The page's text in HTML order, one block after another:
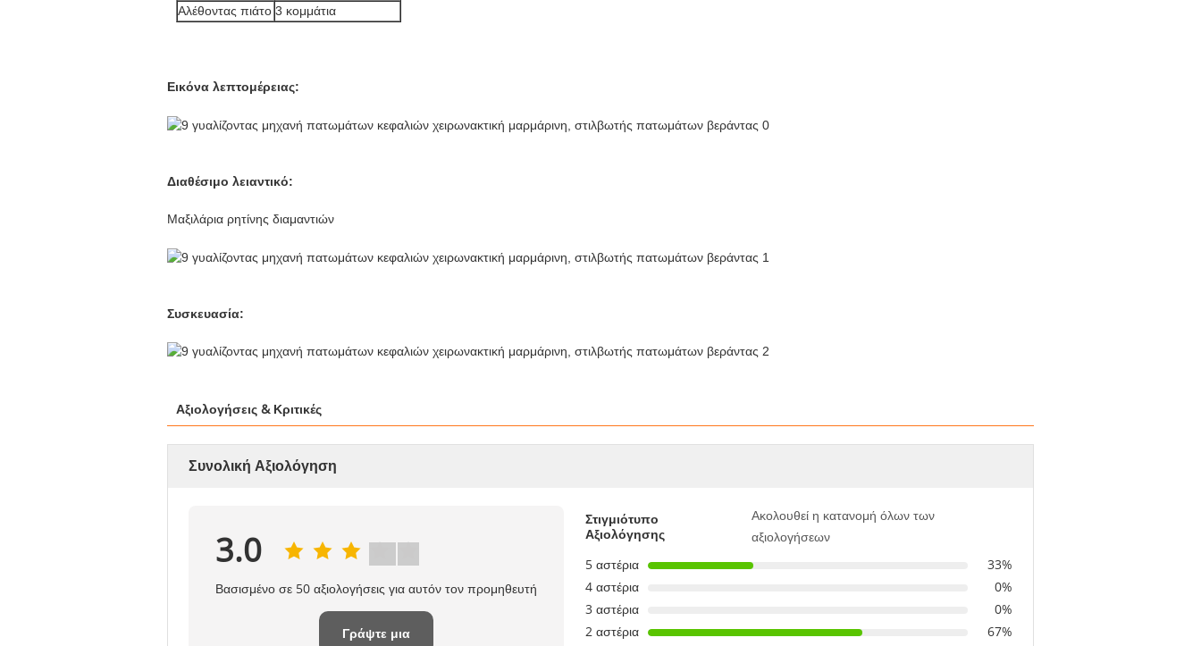
Αλέθοντας πιάτο 3 κομμάτια
Εικόνα λεπτομέρειας:
Διαθέσιμο λειαντικό:
Μαξιλάρια ρητίνης διαμαντιών
Συσκευασία:
Αξιολογήσεις & Κριτικές
Συνολική Αξιολόγηση
3.0
Βασισμένο σε 50 αξιολογήσεις για αυτόν τον προμηθευτή
Γράψτε μια
Στιγμιότυπο
Αξιολόγησης
Ακολουθεί η κατανομή όλων των
αξιολογήσεων
5 αστέρια
33%
4 αστέρια
0%
3 αστέρια
0%
2 αστέρια
67%